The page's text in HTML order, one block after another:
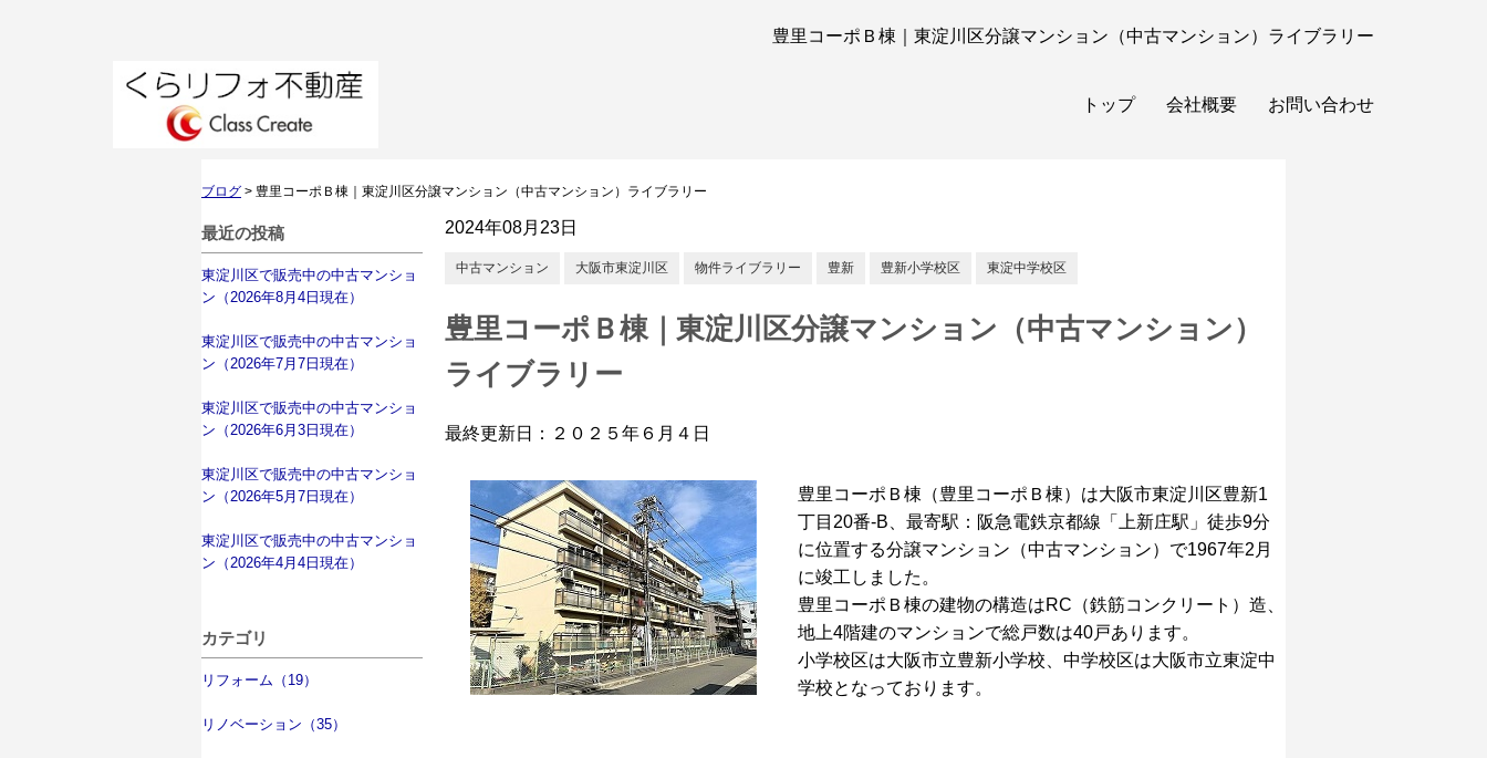
豊里コーポＢ棟｜東淀川区分譲マンション（中古マンション）ライブラリー
トップ 会社概要 お問い合わせ
ブログ > 豊里コーポＢ棟｜東淀川区分譲マンション（中古マンション）ライブラリー
最近の投稿
東淀川区で販売中の中古マンショ
ン（2026年8月4日現在）
東淀川区で販売中の中古マンショ
ン（2026年7月7日現在）
東淀川区で販売中の中古マンショ
ン（2026年6月3日現在）
東淀川区で販売中の中古マンショ
ン（2026年5月7日現在）
東淀川区で販売中の中古マンショ
ン（2026年4月4日現在）
カテゴリ
リフォーム（19）
リノベーション（35）
2024年08月23日
中古マンション 大阪市東淀川区 物件ライブラリー 豊新 豊新小学校区 東淀中学校区
豊里コーポＢ棟｜東淀川区分譲マンション（中古マンション）
ライブラリー
最終更新日：２０２５年６月４日
豊里コーポＢ棟（豊里コーポＢ棟）は大阪市東淀川区豊新1
丁目20番-B、最寄駅：阪急電鉄京都線「上新庄駅」徒歩9分
に位置する分譲マンション（中古マンション）で1967年2月
に竣工しました。
豊里コーポＢ棟の建物の構造はRC（鉄筋コンクリート）造、
地上4階建のマンションで総戸数は40戸あります。
小学校区は大阪市立豊新小学校、中学校区は大阪市立東淀中
学校となっております。